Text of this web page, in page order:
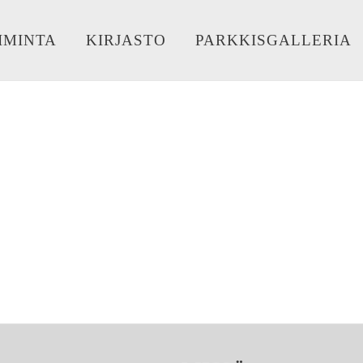
KIRJASTO PARKKISGALLERIA